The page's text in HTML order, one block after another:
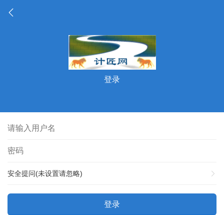
登录
安全提问(未设置请忽略)
登录